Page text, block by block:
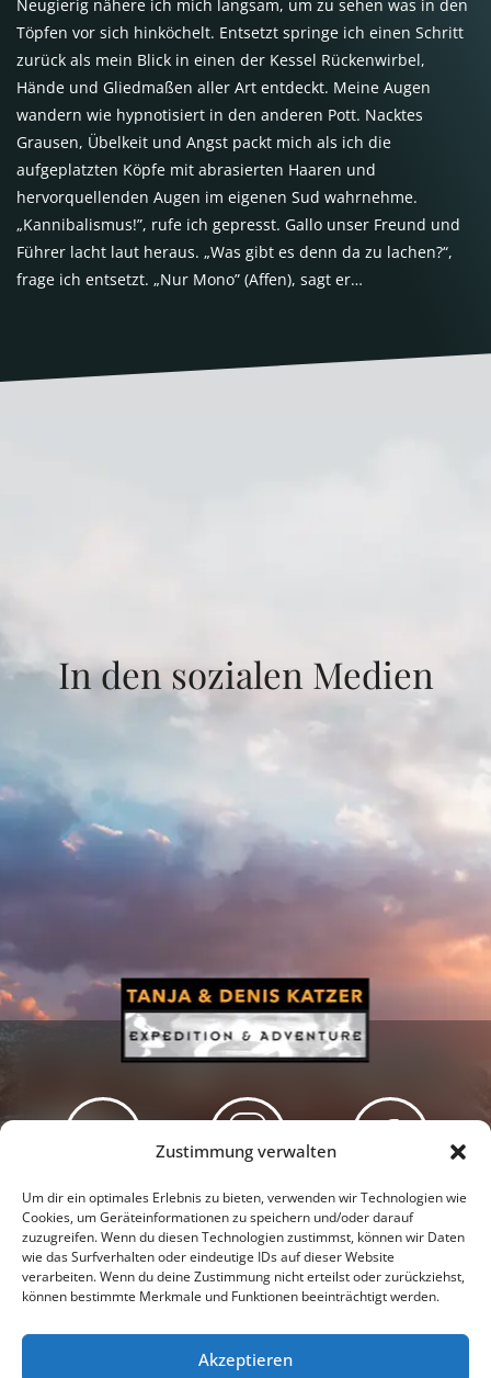
Zustimmung verwalten
Um dir ein optimales Erlebnis zu bieten, verwenden wir Technologien wie
Cookies, um Geräteinformationen zu speichern und/oder darauf
zuzugreifen. Wenn du diesen Technologien zustimmst, können wir Daten
wie das Surfverhalten oder eindeutige IDs auf dieser Website
verarbeiten. Wenn du deine Zustimmung nicht erteilst oder zurückziehst,
können bestimmte Merkmale und Funktionen beeinträchtigt werden.
Akzeptieren
Neugierig nähere ich mich langsam, um zu sehen was in den
Töpfen vor sich hinköchelt. Entsetzt springe ich einen Schritt
zurück als mein Blick in einen der Kessel Rückenwirbel,
Hände und Gliedmaßen aller Art entdeckt. Meine Augen
wandern wie hypnotisiert in den anderen Pott. Nacktes
Grausen, Übelkeit und Angst packt mich als ich die
aufgeplatzten Köpfe mit abrasierten Haaren und
hervorquellenden Augen im eigenen Sud wahrnehme.
„Kannibalismus!”, rufe ich gepresst. Gallo unser Freund und
Führer lacht laut heraus. „Was gibt es denn da zu lachen?“,
frage ich entsetzt. „Nur Mono” (Affen), sagt er…
In den sozialen Medien
Newsletter Podcast Facebook